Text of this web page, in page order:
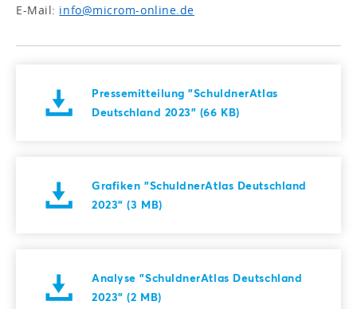
E-Mail: info@microm-online.de
Pressemitteilung "SchuldnerAtlas
Deutschland 2023" (66 KB)
Grafiken "SchuldnerAtlas Deutschland
2023" (3 MB)
Analyse "SchuldnerAtlas Deutschland
2023" (2 MB)